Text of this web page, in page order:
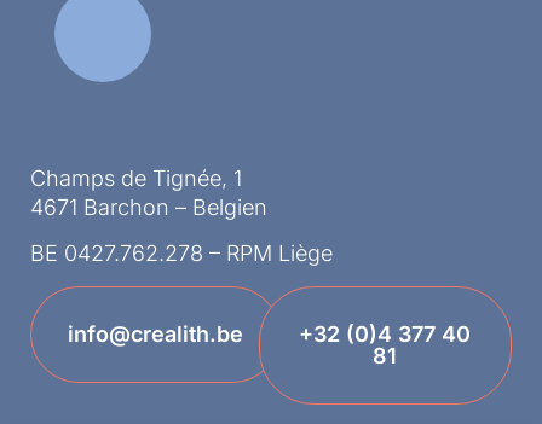
Champs de Tignée, 1
4671 Barchon – Belgien
BE 0427.762.278 – RPM Liège
info@crealith.be
+32 (0)4 377 40
81